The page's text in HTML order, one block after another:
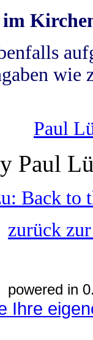
im
wie
Paul
Paul
Back to
zurück
powered in
Ihre